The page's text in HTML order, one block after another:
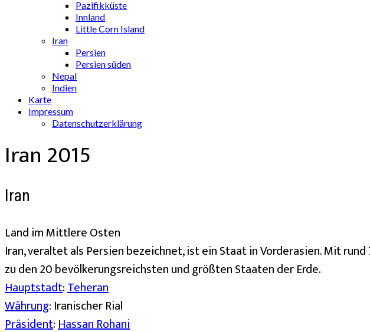
Pazifikküste
Innland
Little Corn Island
Iran
Persien
Persien süden
Nepal
Indien
Karte
Impressum
Datenschutzerklärung
Iran 2015
Iran
Land im Mittlere Osten
Iran, veraltet als Persien bezeichnet, ist ein Staat in Vorderasien. Mit
zu den 20 bevölkerungsreichsten und größten Staaten der Erde.
Hauptstadt:Teheran
Währung: Iranischer Rial
Präsident:Hassan Rohani